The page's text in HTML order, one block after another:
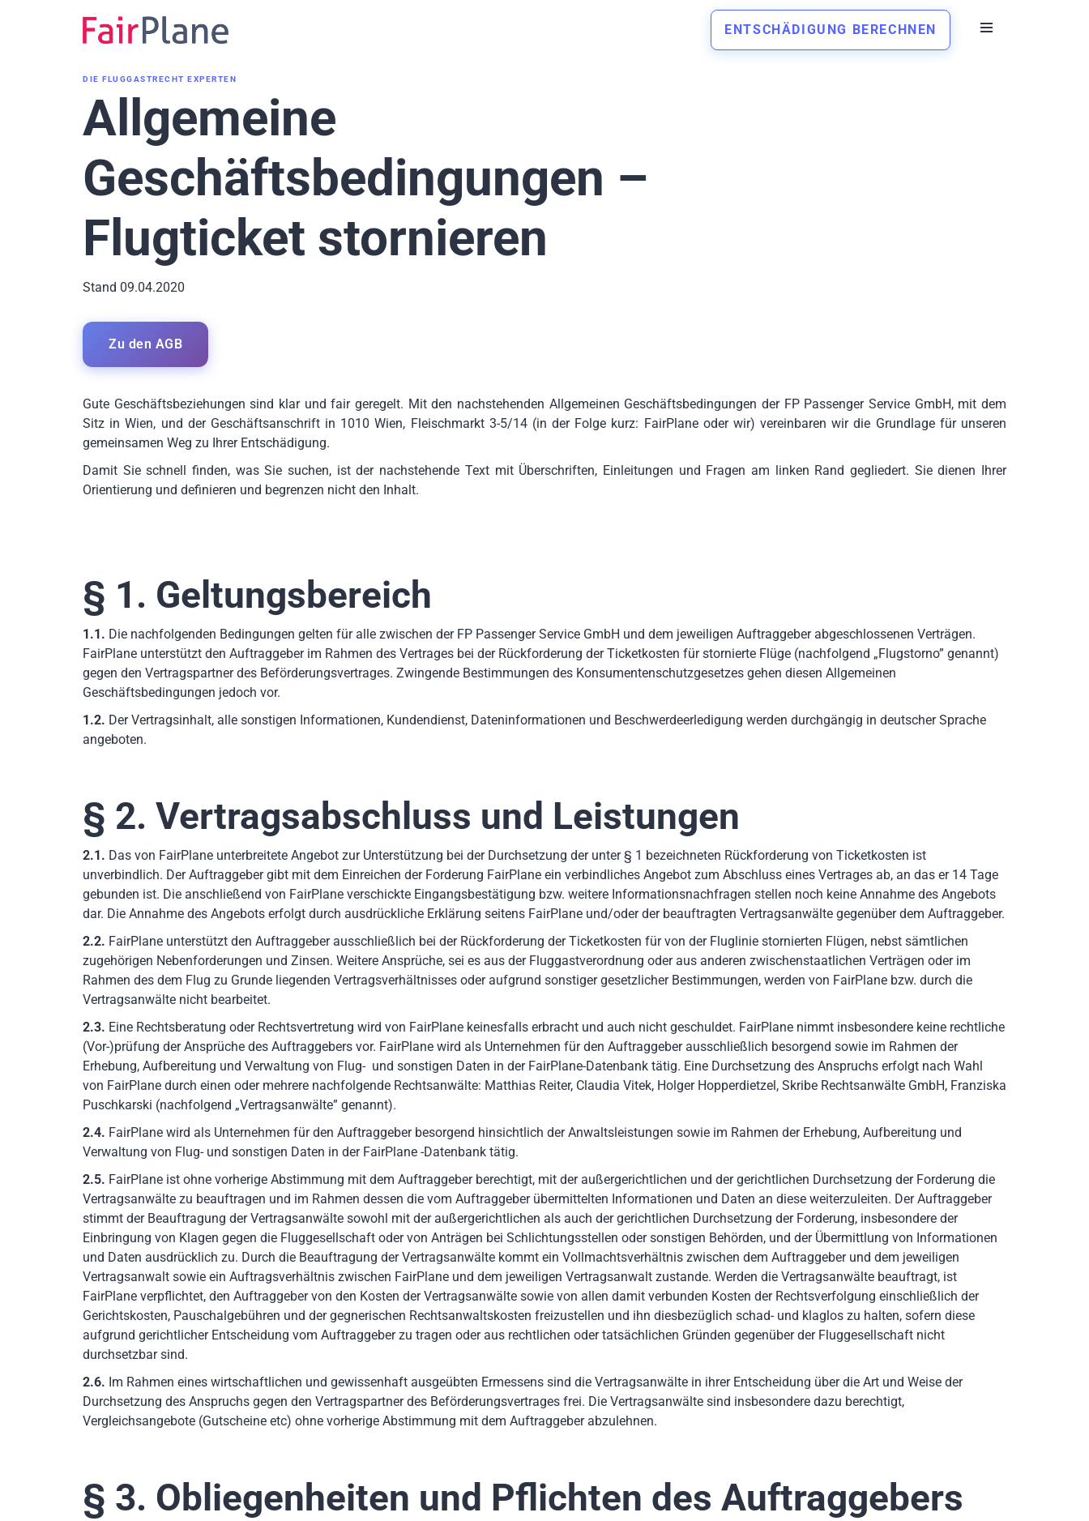
ENTSCHÄDIGUNG BERECHNEN
DIE FLUGGASTRECHT EXPERTEN
Allgemeine
Geschäftsbedingungen –
Flugticket stornieren
Stand 09.04.2020
Zu den AGB
Gute Geschäftsbeziehungen sind klar und fair geregelt. Mit den nachstehenden Allgemeinen Geschäftsbedingungen der FP Passenger Service GmbH, mit dem
Sitz in Wien, und der Geschäftsanschrift in 1010 Wien, Fleischmarkt 3-5/14 (in der Folge kurz: FairPlane oder wir) vereinbaren wir die Grundlage für unseren
gemeinsamen Weg zu Ihrer Entschädigung.
Damit Sie schnell finden, was Sie suchen, ist der nachstehende Text mit Überschriften, Einleitungen und Fragen am linken Rand gegliedert. Sie dienen Ihrer
Orientierung und definieren und begrenzen nicht den Inhalt.
§ 1. Geltungsbereich
1.1. Die nachfolgenden Bedingungen gelten für alle zwischen der FP Passenger Service GmbH und dem jeweiligen Auftraggeber abgeschlossenen Verträgen.
FairPlane unterstützt den Auftraggeber im Rahmen des Vertrages bei der Rückforderung der Ticketkosten für stornierte Flüge (nachfolgend „Flugstorno” genannt)
gegen den Vertragspartner des Beförderungsvertrages. Zwingende Bestimmungen des Konsumentenschutzgesetzes gehen diesen Allgemeinen
Geschäftsbedingungen jedoch vor.
1.2. Der Vertragsinhalt, alle sonstigen Informationen, Kundendienst, Dateninformationen und Beschwerdeerledigung werden durchgängig in deutscher Sprache
angeboten.
§ 2. Vertragsabschluss und Leistungen
2.1. Das von FairPlane unterbreitete Angebot zur Unterstützung bei der Durchsetzung der unter § 1 bezeichneten Rückforderung von Ticketkosten ist
unverbindlich. Der Auftraggeber gibt mit dem Einreichen der Forderung FairPlane ein verbindliches Angebot zum Abschluss eines Vertrages ab, an das er 14 Tage
gebunden ist. Die anschließend von FairPlane verschickte Eingangsbestätigung bzw. weitere Informationsnachfragen stellen noch keine Annahme des Angebots
dar. Die Annahme des Angebots erfolgt durch ausdrückliche Erklärung seitens FairPlane und/oder der beauftragten Vertragsanwälte gegenüber dem Auftraggeber.
2.2. FairPlane unterstützt den Auftraggeber ausschließlich bei der Rückforderung der Ticketkosten für von der Fluglinie stornierten Flügen, nebst sämtlichen
zugehörigen Nebenforderungen und Zinsen. Weitere Ansprüche, sei es aus der Fluggastverordnung oder aus anderen zwischenstaatlichen Verträgen oder im
Rahmen des dem Flug zu Grunde liegenden Vertragsverhältnisses oder aufgrund sonstiger gesetzlicher Bestimmungen, werden von FairPlane bzw. durch die
Vertragsanwälte nicht bearbeitet.
2.3. Eine Rechtsberatung oder Rechtsvertretung wird von FairPlane keinesfalls erbracht und auch nicht geschuldet. FairPlane nimmt insbesondere keine rechtliche
(Vor-)prüfung der Ansprüche des Auftraggebers vor. FairPlane wird als Unternehmen für den Auftraggeber ausschließlich besorgend sowie im Rahmen der
Erhebung, Aufbereitung und Verwaltung von Flug- und sonstigen Daten in der FairPlane-Datenbank tätig. Eine Durchsetzung des Anspruchs erfolgt nach Wahl
von FairPlane durch einen oder mehrere nachfolgende Rechtsanwälte: Matthias Reiter, Claudia Vitek, Holger Hopperdietzel, Skribe Rechtsanwälte GmbH, Franziska
Puschkarski (nachfolgend „Vertragsanwälte” genannt).
2.4. FairPlane wird als Unternehmen für den Auftraggeber besorgend hinsichtlich der Anwaltsleistungen sowie im Rahmen der Erhebung, Aufbereitung und
Verwaltung von Flug- und sonstigen Daten in der FairPlane -Datenbank tätig.
2.5. FairPlane ist ohne vorherige Abstimmung mit dem Auftraggeber berechtigt, mit der außergerichtlichen und der gerichtlichen Durchsetzung der Forderung die
Vertragsanwälte zu beauftragen und im Rahmen dessen die vom Auftraggeber übermittelten Informationen und Daten an diese weiterzuleiten. Der Auftraggeber
stimmt der Beauftragung der Vertragsanwälte sowohl mit der außergerichtlichen als auch der gerichtlichen Durchsetzung der Forderung, insbesondere der
Einbringung von Klagen gegen die Fluggesellschaft oder von Anträgen bei Schlichtungsstellen oder sonstigen Behörden, und der Übermittlung von Informationen
und Daten ausdrücklich zu. Durch die Beauftragung der Vertragsanwälte kommt ein Vollmachtsverhältnis zwischen dem Auftraggeber und dem jeweiligen
Vertragsanwalt sowie ein Auftragsverhältnis zwischen FairPlane und dem jeweiligen Vertragsanwalt zustande. Werden die Vertragsanwälte beauftragt, ist
FairPlane verpflichtet, den Auftraggeber von den Kosten der Vertragsanwälte sowie von allen damit verbunden Kosten der Rechtsverfolgung einschließlich der
Gerichtskosten, Pauschalgebühren und der gegnerischen Rechtsanwaltskosten freizustellen und ihn diesbezüglich schad- und klaglos zu halten, sofern diese
aufgrund gerichtlicher Entscheidung vom Auftraggeber zu tragen oder aus rechtlichen oder tatsächlichen Gründen gegenüber der Fluggesellschaft nicht
durchsetzbar sind.
2.6. Im Rahmen eines wirtschaftlichen und gewissenhaft ausgeübten Ermessens sind die Vertragsanwälte in ihrer Entscheidung über die Art und Weise der
Durchsetzung des Anspruchs gegen den Vertragspartner des Beförderungsvertrages frei. Die Vertragsanwälte sind insbesondere dazu berechtigt,
Vergleichsangebote (Gutscheine etc) ohne vorherige Abstimmung mit dem Auftraggeber abzulehnen.
§ 3. Obliegenheiten und Pflichten des Auftraggebers